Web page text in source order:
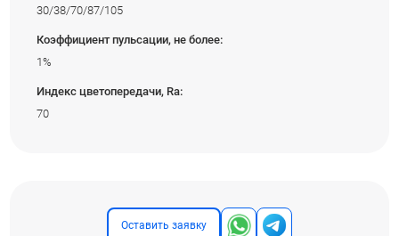
30/38/70/87/105
Коэффициент пульсации, не более:
1%
Индекс цветопередачи, Ra:
70
Оставить заявку